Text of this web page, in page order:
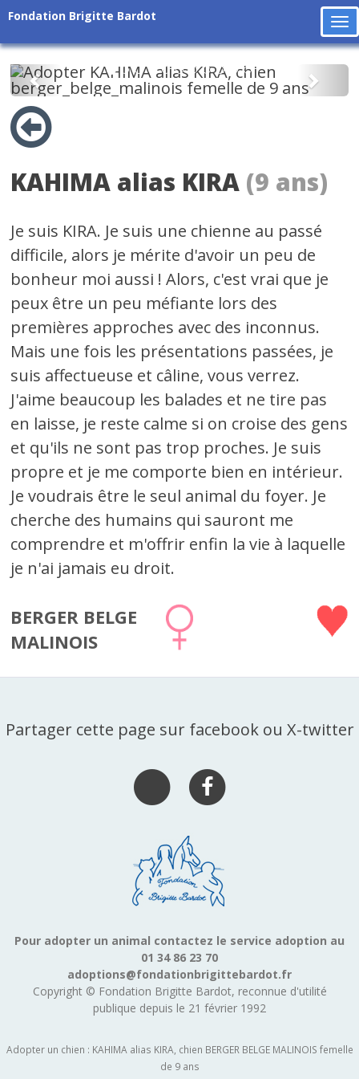
Fondation Brigitte Bardot
Précédent
KAHIMA alias KIRA (9 ans)
Je suis KIRA. Je suis une chienne au passé
difficile, alors je mérite d'avoir un peu de
bonheur moi aussi ! Alors, c'est vrai que je
peux être un peu méfiante lors des
premières approches avec des inconnus.
Mais une fois les présentations passées, je
suis affectueuse et câline, vous verrez.
J'aime beaucoup les balades et ne tire pas
en laisse, je reste calme si on croise des gens
et qu'ils ne sont pas trop proches. Je suis
propre et je me comporte bien en intérieur.
Je voudrais être le seul animal du foyer. Je
cherche des humains qui sauront me
comprendre et m'offrir enfin la vie à laquelle
je n'ai jamais eu droit.
BERGER BELGE
MALINOIS
Partager cette page sur facebook ou X-twitter
Pour adopter un animal contactez le service adoption au
01 34 86 23 70
adoptions@fondationbrigittebardot.fr
Copyright © Fondation Brigitte Bardot, reconnue d'utilité
publique depuis le 21 février 1992
Adopter un chien : KAHIMA alias KIRA, chien BERGER BELGE MALINOIS femelle
de 9 ans